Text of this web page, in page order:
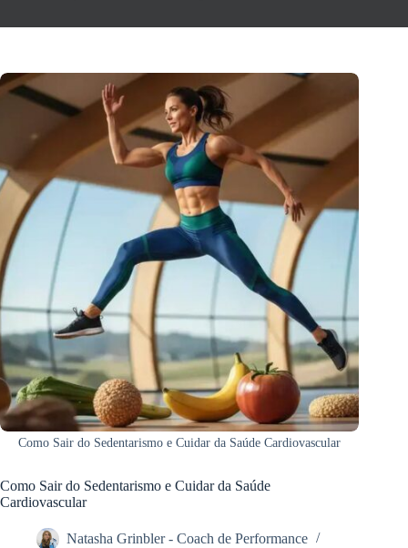
Como Sair do Sedentarismo e Cuidar da Saúde Cardiovascular
Como Sair do Sedentarismo e Cuidar da Saúde
Cardiovascular
Natasha Grinbler - Coach de Performance